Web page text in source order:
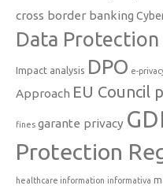
cross border banking
Data
Impact analysis DPO e-
Approach EU Council
fines garante privacy
Protection
healthcare information informativa